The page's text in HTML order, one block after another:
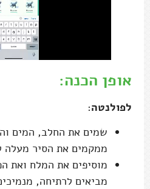
אופן הכנה:
לפולנטה:
שמים את החלב, המים
ממקמים את הסיר מעלה
מוסיפים את המלח ואת
מביאים לרתיחה,